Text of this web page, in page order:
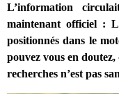
L’information
maintenant officiel :
positionnés dans le
pouvez vous en
recherches n’est pas